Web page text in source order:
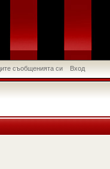
съобщенията си Вход